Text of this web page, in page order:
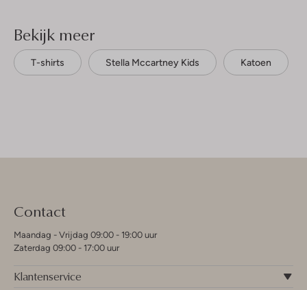
Bekijk meer
T-shirts Stella Mccartney Kids Katoen
Contact
Maandag - Vrijdag 09:00 - 19:00 uur
Zaterdag 09:00 - 17:00 uur
Klantenservice